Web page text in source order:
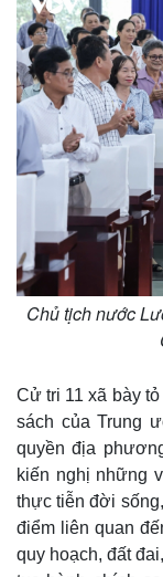
Chủ tịch nước
Cử tri 11 xã bày
sách của Trung
quyền địa
kiến nghị những
thực tiễn đời
điểm liên quan
quy hoạch, đất